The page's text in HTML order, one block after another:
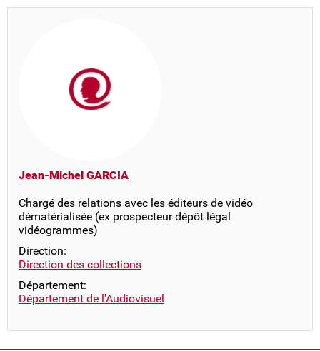
Jean-Michel GARCIA
Chargé des relations avec les éditeurs de vidéo
dématérialisée (ex prospecteur dépôt légal
vidéogrammes)
Direction:
Direction des collections
Département:
Département de l'Audiovisuel